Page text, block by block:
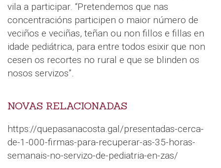
vila a participar. “Pretendemos que nas
concentracións participen o maior número de
veciños e veciñas, teñan ou non fillos e fillas en
idade pediátrica, para entre todos esixir que non
cesen os recortes no rural e que se blinden os
nosos servizos”.
NOVAS RELACIONADAS
https://quepasanacosta.gal/presentadas-cerca-
de-1-000-firmas-para-recuperar-as-35-horas-
semanais-no-servizo-de-pediatria-en-zas/